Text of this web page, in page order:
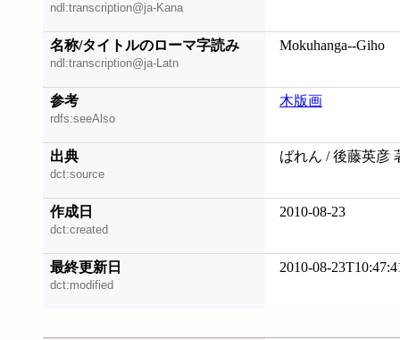
ndl:transcription@ja-Kana
名称/タイトルのローマ字読み
ndl:transcription@ja-Latn
Mokuhanga--Giho
参考
rdfs:seeAlso
木版画
出典
dct:source
ばれん / 後藤英彦
作成日
dct:created
2010-08-23
最終更新日
dct:modified
2010-08-